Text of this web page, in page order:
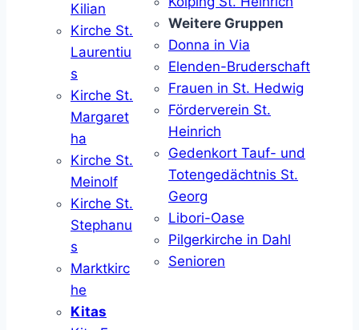
Kilian
Kirche St.
Laurentiu
s
Kirche St.
Margaret
ha
Kirche St.
Meinolf
Kirche St.
Stephanu
s
Marktkirc
he
Kitas
Weitere Gruppen
Donna in Via
Elenden-Bruderschaft
Frauen in St. Hedwig
Förderverein St.
Heinrich
Gedenkort Tauf- und
Totengedächtnis St.
Georg
Libori-Oase
Pilgerkirche in Dahl
Senioren